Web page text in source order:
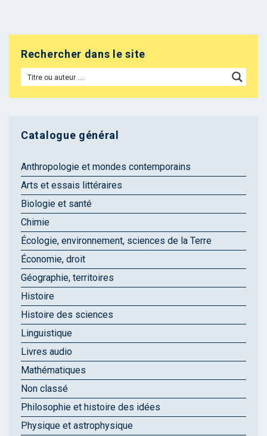
Rechercher dans le site
Catalogue général
Anthropologie et mondes contemporains
Arts et essais littéraires
Biologie et santé
Chimie
Écologie, environnement, sciences de la Terre
Économie, droit
Géographie, territoires
Histoire
Histoire des sciences
Linguistique
Livres audio
Mathématiques
Non classé
Philosophie et histoire des idées
Physique et astrophysique